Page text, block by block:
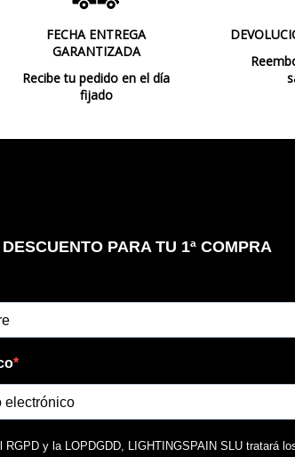
FECHA ENTREGA
GARANTIZADA
Recibe tu pedido en el día
fijado